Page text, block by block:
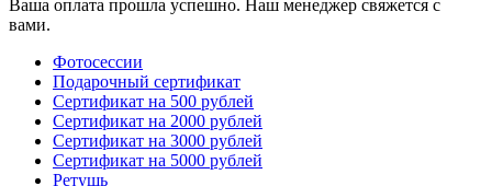
Ваша оплата прошла успешно. Наш менеджер свяжется с
вами.
Фотосессии
Подарочный сертификат
Сертификат на 500 рублей
Сертификат на 2000 рублей
Сертификат на 3000 рублей
Сертификат на 5000 рублей
Ретушь